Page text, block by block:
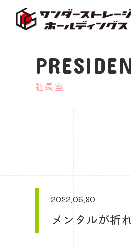
社長室
2022.06.30
メンタルが折